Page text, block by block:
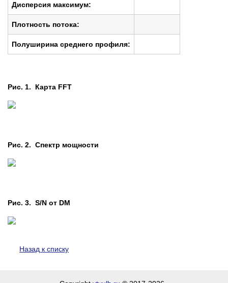
Дисперсия максимум:
Плотность потока:
Полуширина среднего профиля:
Рис. 1. Карта FFT
Рис. 2. Cпектр мощности
Рис. 3. S/N от DM
Назад к списку